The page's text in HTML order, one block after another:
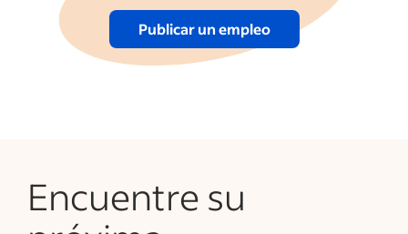
Publicar un empleo
Encuentre su